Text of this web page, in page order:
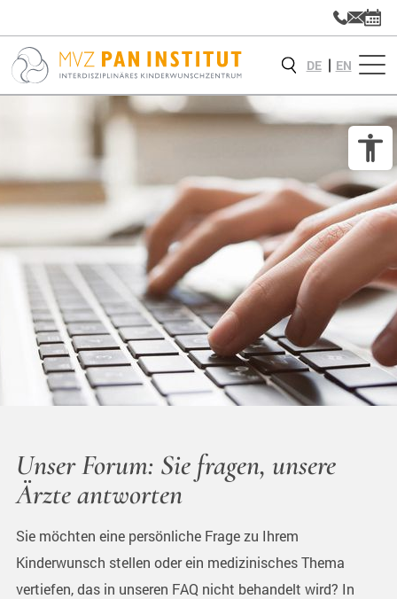
DE EN
Unser Forum: Sie fragen, unsere
Ärzte antworten
Sie möchten eine persönliche Frage zu Ihrem
Kinderwunsch stellen oder ein medizinisches Thema
vertiefen, das in unseren FAQ nicht behandelt wird? In